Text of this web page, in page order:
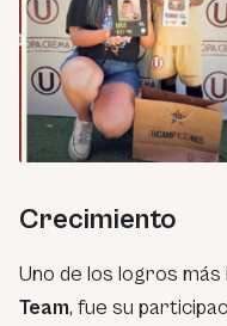
Crecimiento
Uno de los logros
Team, fue su